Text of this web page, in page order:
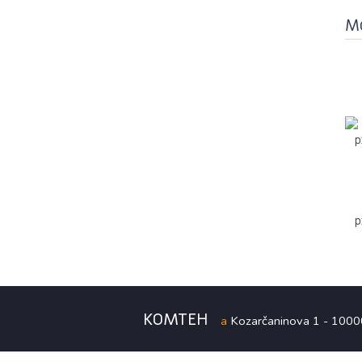
KOMTEH a Kozarčaninova 1 -